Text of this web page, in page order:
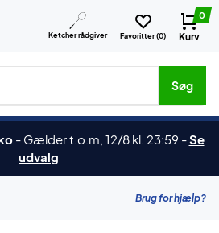
Ketcher rådgiver Favoritter (0)
0
Kurv
mærker etc.
Søg
- Gælder t.o.m, 12/8 kl. 23:59 -Se
udvalg
Brug for hjælp?